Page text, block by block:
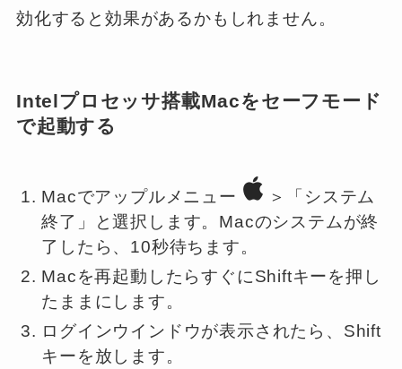
効化すると効果があるかもしれません。
Intelプロセッサ搭載Macをセーフモード
で起動する
Macでアップルメニュー
＞「システム
終了」と選択します。Macのシステムが終
了したら、10秒待ちます。
Macを再起動したらすぐにShiftキーを押し
たままにします。
ログインウインドウが表示されたら、Shift
キーを放します。